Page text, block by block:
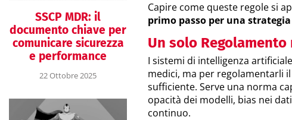
SSCP MDR: il
documento chiave per
comunicare sicurezza
e performance
22 Ottobre 2025
Capire come queste regole si
primo passo per una
Un solo Regolamento
I sistemi di intelligenza
medici, ma per regolamentarli il
sufficiente. Serve una norma
opacità dei modelli, bias nei
continuo.